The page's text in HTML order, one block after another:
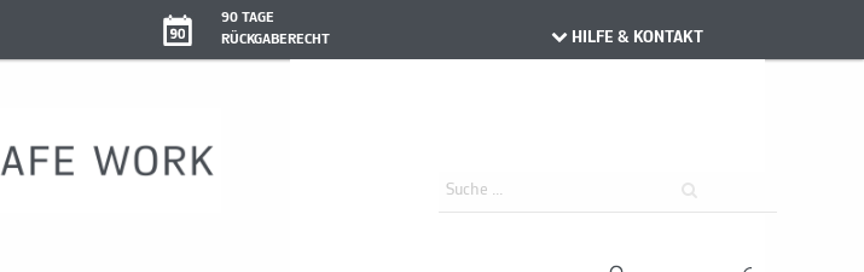
90 TAGE
RÜCKGABERECHT
HILFE & KONTAKT